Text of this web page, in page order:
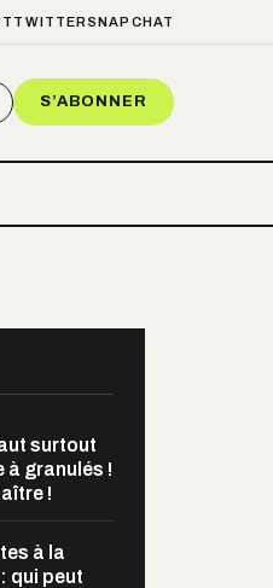
TWITTER SNAPCHAT
S’ABONNER
surtout
à granulés !
!
à la
qui peut